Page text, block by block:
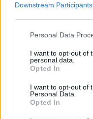
Downstream Participants
Please note that this
not limited to your visit
grant or deny consent
use your data for below
consent section.
Personal Data
I want to opt-out of
personal data.
Opted In
I want to opt-out of
Personal Data.
Opted In
Tamás Sándor
korábban is elnyert
as átlaggal vizsgázott.
ahhoz, hogy Szonda
egy határozatot, amire
önkormányzat